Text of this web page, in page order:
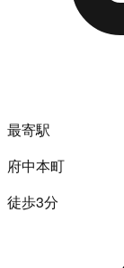
最寄駅
府中本町
徒歩3分